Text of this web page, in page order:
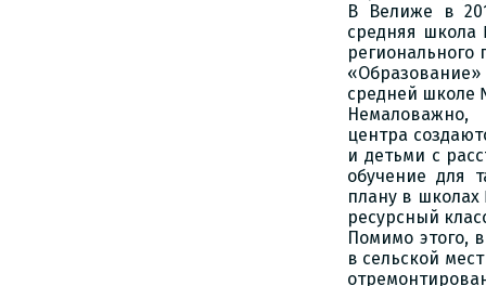
В Велиже в
средняя
регионального
средней школе
Немаловажно,
центра
и детьми с
обучение для
плану в
ресурсный
Помимо этого,
в сельской